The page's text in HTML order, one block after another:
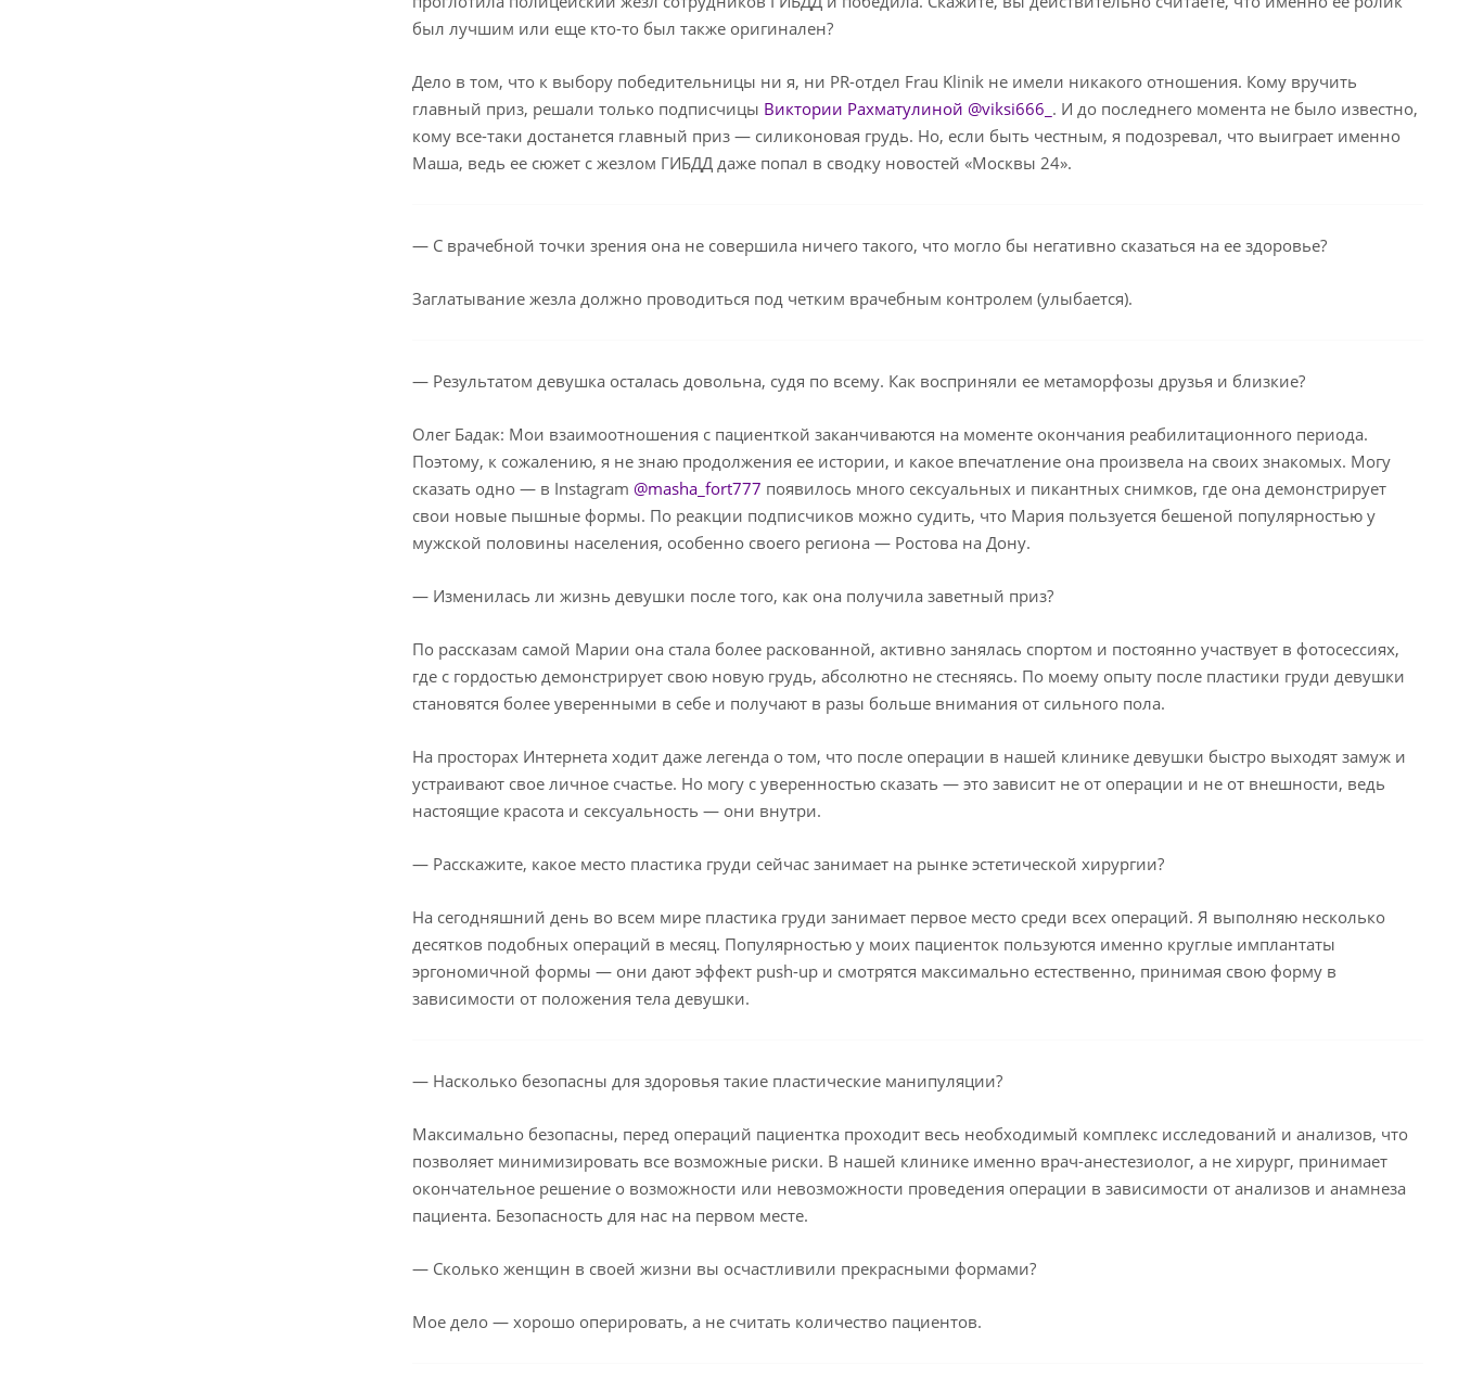
был лучшим или еще кто-то был также оригинален?
Дело в том, что к выбору победительницы ни я, ни PR-отдел Frau Klinik не имели никакого отношения. Кому вручить
главный приз, решали только подписчицы Виктории Рахматулиной @viksi666_ . И до последнего момента не было известно,
кому все-таки достанется главный приз — силиконовая грудь. Но, если быть честным, я подозревал, что выиграет именно
Маша, ведь ее сюжет с жезлом ГИБДД даже попал в сводку новостей «Москвы 24».
— С врачебной точки зрения она не совершила ничего такого, что могло бы негативно сказаться на ее здоровье?
Заглатывание жезла должно проводиться под четким врачебным контролем (улыбается).
— Результатом девушка осталась довольна, судя по всему. Как восприняли ее метаморфозы друзья и близкие?
Олег Бадак: Мои взаимоотношения с пациенткой заканчиваются на моменте окончания реабилитационного периода.
Поэтому, к сожалению, я не знаю продолжения ее истории, и какое впечатление она произвела на своих знакомых. Могу
сказать одно — в Instagram @masha_fort777 появилось много сексуальных и пикантных снимков, где она демонстрирует
свои новые пышные формы. По реакции подписчиков можно судить, что Мария пользуется бешеной популярностью у
мужской половины населения, особенно своего региона — Ростова на Дону.
— Изменилась ли жизнь девушки после того, как она получила заветный приз?
По рассказам самой Марии она стала более раскованной, активно занялась спортом и постоянно участвует в фотосессиях,
где с гордостью демонстрирует свою новую грудь, абсолютно не стесняясь. По моему опыту после пластики груди девушки
становятся более уверенными в себе и получают в разы больше внимания от сильного пола.
На просторах Интернета ходит даже легенда о том, что после операции в нашей клинике девушки быстро выходят замуж и
устраивают свое личное счастье. Но могу с уверенностью сказать — это зависит не от операции и не от внешности, ведь
настоящие красота и сексуальность — они внутри.
— Расскажите, какое место пластика груди сейчас занимает на рынке эстетической хирургии?
На сегодняшний день во всем мире пластика груди занимает первое место среди всех операций. Я выполняю несколько
десятков подобных операций в месяц. Популярностью у моих пациенток пользуются именно круглые имплантаты
эргономичной формы — они дают эффект push-up и смотрятся максимально естественно, принимая свою форму в
зависимости от положения тела девушки.
— Насколько безопасны для здоровья такие пластические манипуляции?
Максимально безопасны, перед операций пациентка проходит весь необходимый комплекс исследований и анализов, что
позволяет минимизировать все возможные риски. В нашей клинике именно врач-анестезиолог, а не хирург, принимает
окончательное решение о возможности или невозможности проведения операции в зависимости от анализов и анамнеза
пациента. Безопасность для нас на первом месте.
— Сколько женщин в своей жизни вы осчастливили прекрасными формами?
Мое дело — хорошо оперировать, а не считать количество пациентов.